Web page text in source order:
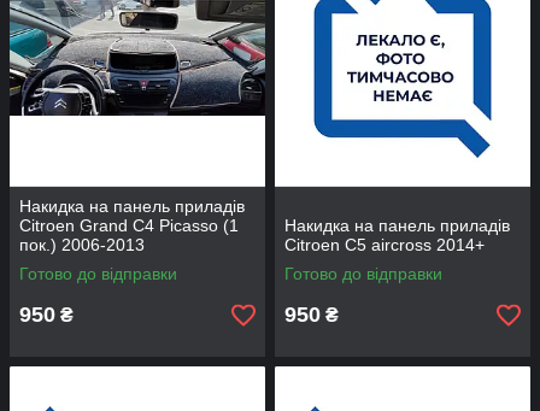
Накидка на панель приладів
Citroen Grand C4 Picasso (1
пок.) 2006-2013
Готово до відправки
950 ₴
Накидка на панель приладів
Citroen С5 aircross 2014+
Готово до відправки
950 ₴